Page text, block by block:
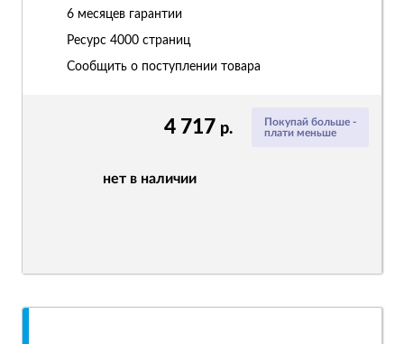
Покупай больше -
плати меньше
4 717 р.
нет в наличии
6 месяцев гарантии
Ресурс 4000 страниц
Сообщить о поступлении товара